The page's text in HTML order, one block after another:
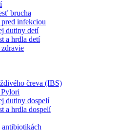
brucha
infekciou
dutiny detí
a hrdla detí
zdravie
čreva (IBS)
dutiny dospelí
a hrdla dospelí
antibiotikách